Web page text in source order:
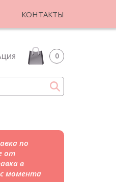
КОНТАКТЫ
0
по
от
в
момента